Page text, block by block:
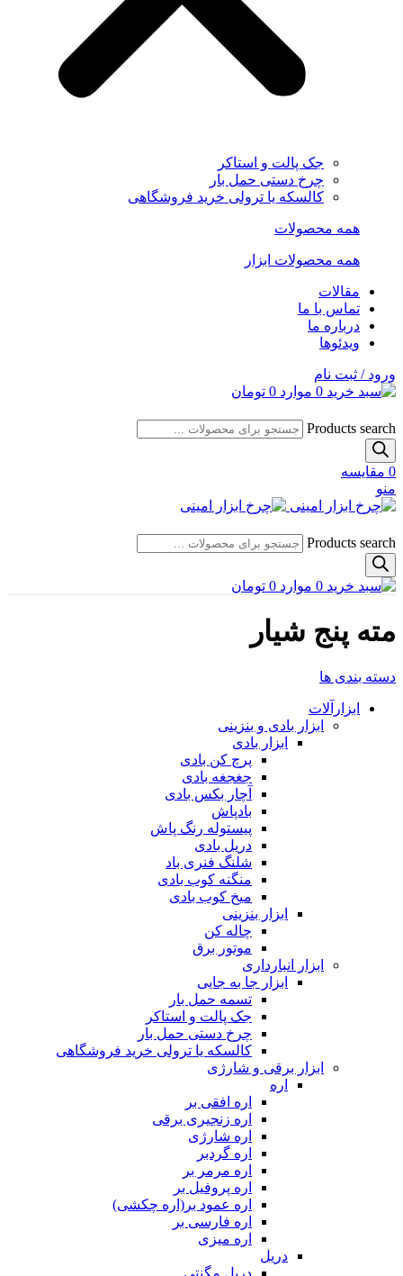
جک پالت و استاکر
چرخ دستی حمل بار
کالسکه یا ترولی خرید فروشگاهی
همه محصولات
همه محصولات ابزار
مقالات
تماس با ما
درباره ما
ویدئوها
ورود / ثبت نام
0 موارد 0 تومان
Products search
0 مقایسه
منو
Products search
0 موارد 0 تومان
مته پنج شیار
دسته بندی ها
ابزارآلات
ابزار بادی و بنزینی
ابزار بادی
پرچ کن بادی
جغجغه بادی
آچار بکس بادی
بادپاش
پیستوله رنگ پاش
دریل بادی
شلنگ فنری باد
منگنه کوب بادی
میخ کوب بادی
ابزار بنزینی
چاله کن
موتور برق
ابزار انبارداری
ابزار جا به جایی
تسمه حمل بار
جک پالت و استاکر
چرخ دستی حمل بار
کالسکه یا ترولی خرید فروشگاهی
ابزار برقی و شارژی
اره
اره افقی بر
اره زنجیری برقی
اره شارژی
اره گردبر
اره مرمر بر
اره پروفیل بر
اره عمود بر(اره چکشی)
اره فارسی بر
اره میزی
دریل
دریل مگنتی